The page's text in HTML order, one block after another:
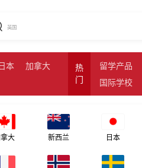
日本
加拿大
热
门
留学产品
国际学校
大 新西兰 日本